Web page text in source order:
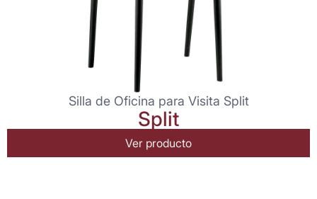
Silla de Oficina para Visita Split
Split
Ver producto